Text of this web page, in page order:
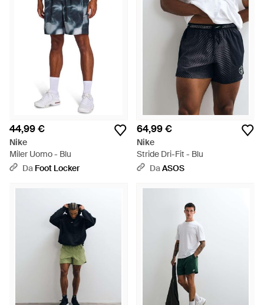
44,99 €
Nike
Miler Uomo - Blu
Da Foot Locker
64,99 €
Nike
Stride Dri-Fit - Blu
DaASOS